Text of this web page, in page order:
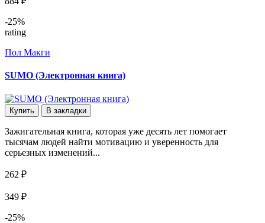
-25%
rating
Пол Макги
SUMO (Электронная книга)
Купить В закладки
Зажигательная книга, которая уже десять лет помогает
тысячам людей найти мотивацию и уверенность для
серьезных изменений...
262 ₽
349 ₽
-25%